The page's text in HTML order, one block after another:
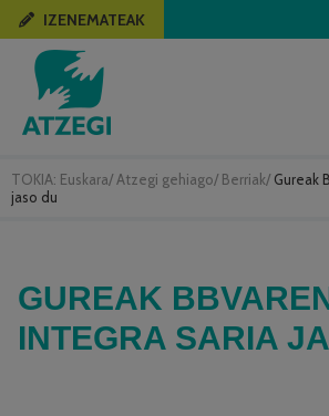
TOKIA: Euskara/ Atzegi gehiago/ Berriak/ Gureak
jaso du
IZENEMATEAK
GUREAK
INTEGRA SARIA